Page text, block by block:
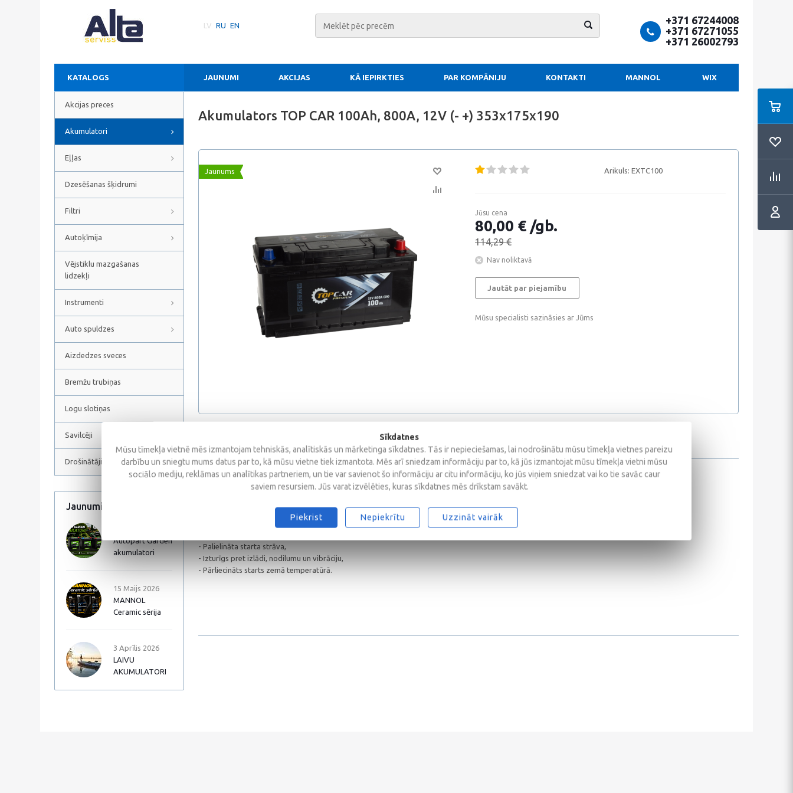
LV RU EN
+371 67244008
+371 67271055
+371 26002793
KATALOGS JAUNUMI AKCIJAS KĀ IEPIRKTIES PAR KOMPĀNIJU KONTAKTI MANNOL WIX
Akcijas preces
Akumulatori
Eļļas
Dzesēšanas šķidrumi
Filtri
Autoķīmija
Vējstiklu mazgašanas
lidzekļi
Instrumenti
Auto spuldzes
Aizdedzes sveces
Bremžu trubiņas
Logu slotiņas
Savilcēji
Drošinātāji
Jaunumi
Autopart Garden
akumulatori
15 Maijs 2026
MANNOL
Ceramic sērija
3 Aprīlis 2026
LAIVU
AKUMULATORI
Akumulators TOP CAR 100Ah, 800A, 12V (- +) 353x175x190
Jaunums Arikuls: EXTC100
Jūsu cena
80,00 € /gb.
114,29 €
Nav noliktavā
Jautāt par piejamību
Mūsu specialisti sazināsies ar Jūms
Apraksts Specifikācija Atsauksmes
Akumulators TOP CAR 100Ah, 800A, 12V (- +) 353x175x190
Neskatoties uz zemo cenu, akumulatori TOP CAR parādijuši sēvi ka izsturīgas un drošas baterijas.
- Palielināta starta strāva,
- Izturīgs pret izlādi, nodilumu un vibrāciju,
- Pārliecināts starts zemā temperatūrā.
Sīkdatnes
Mūsu tīmekļa vietnē mēs izmantojam tehniskās, analītiskās un mārketinga sīkdatnes. Tās ir nepieciešamas, lai nodrošinātu mūsu tīmekļa vietnes pareizu
darbību un sniegtu mums datus par to, kā mūsu vietne tiek izmantota. Mēs arī sniedzam informāciju par to, kā jūs izmantojat mūsu tīmekļa vietni mūsu
sociālo mediju, reklāmas un analītikas partneriem, un tie var savienot šo informāciju ar citu informāciju, ko jūs viņiem sniedzat vai ko tie savāc caur
saviem resursiem. Jūs varat izvēlēties, kuras sīkdatnes mēs drīkstam savākt.
Piekrist Nepiekrītu Uzzināt vairāk